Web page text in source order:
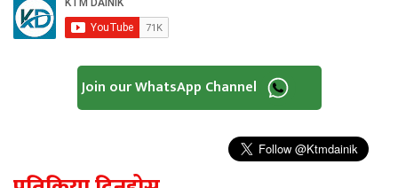
Join our WhatsApp Channel